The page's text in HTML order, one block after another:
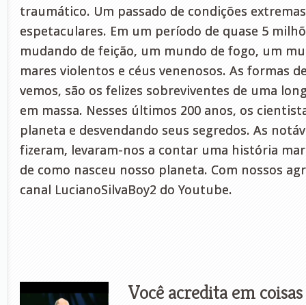
traumático. Um passado de condições
espetaculares. Em um período de quase 5
mudando de feição, um mundo de fogo, um
mares violentos e céus venenosos. As formas
vemos, são os felizes sobreviventes de uma
em massa. Nesses últimos 200 anos, os
planeta e desvendando seus segredos. As
fizeram, levaram-nos a contar uma história
de como nasceu nosso planeta. Com nossos
canal LucianoSilvaBoy2 do Youtube.
Você acredita em